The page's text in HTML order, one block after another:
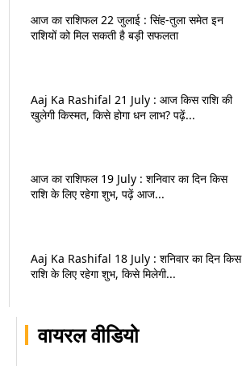
वायरल वीडियो
आज का राशिफल 22 जुलाई : सिंह-तुला समेत इन
राशियों को मिल सकती है बड़ी सफलता
Aaj Ka Rashifal 21 July : आज किस राशि की
खुलेगी किस्मत, किसे होगा धन लाभ? पढ़ें...
आज का राशिफल 19 July : शनिवार का दिन किस
राशि के लिए रहेगा शुभ, पढ़ें आज...
Aaj Ka Rashifal 18 July : शनिवार का दिन किस
राशि के लिए रहेगा शुभ, किसे मिलेगी...